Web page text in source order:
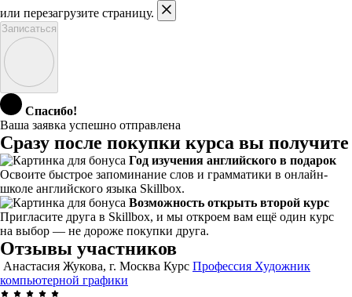
или перезагрузите страницу.
Записаться
Спасибо!
Ваша заявка успешно отправлена
Сразу после покупки курса вы получите
Год изучения английского в подарок
Освоите быстрое запоминание слов и грамматики в онлайн-
школе английского языка Skillbox.
Возможность открыть второй курс
Пригласите друга в Skillbox, и мы откроем вам ещё один курс
на выбор — не дороже покупки друга.
Отзывы участников
Анастасия Жукова, г. Москва Курс Профессия Художник
компьютерной графики